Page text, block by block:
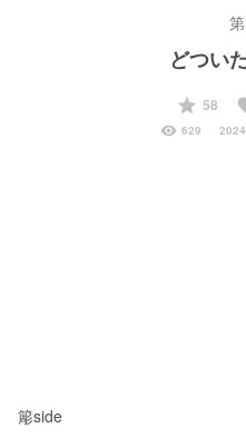
どつい
start
58
visibility 629
簓side